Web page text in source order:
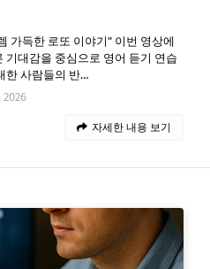
가득한 로또 이야기" 이번 영상에
기대감을 중심으로 영어 듣기 연습
한 사람들의 반…
2026
자세한 내용 보기